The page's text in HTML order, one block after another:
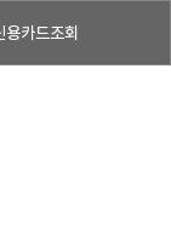
용카드조회